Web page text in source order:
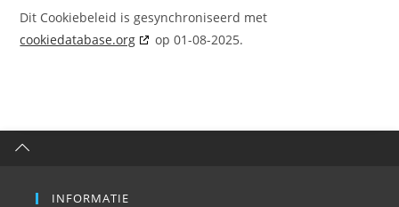
Dit Cookiebeleid is gesynchroniseerd met
cookiedatabase.org
op 01-08-2025.
INFORMATIE